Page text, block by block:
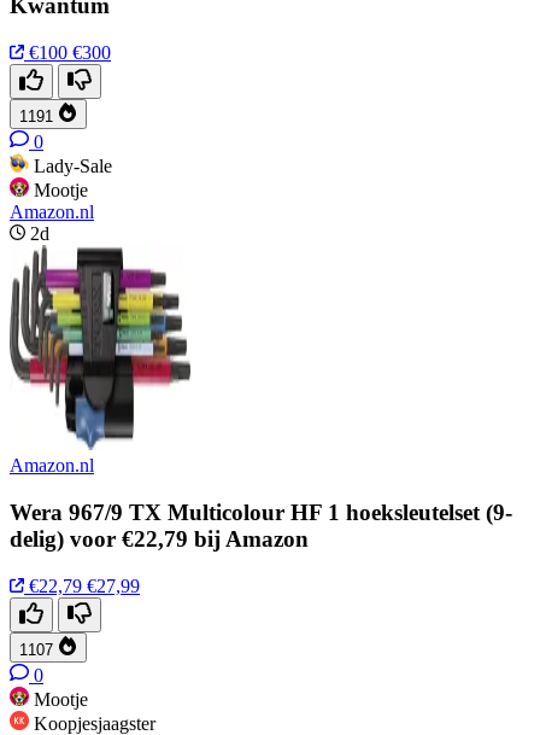
Kwantum
€100 €300
1191
0
Lady-Sale
Mootje
Amazon.nl
2d
Amazon.nl
Wera 967/9 TX Multicolour HF 1 hoeksleutelset (9-
delig) voor €22,79 bij Amazon
€22,79 €27,99
1107
0
Mootje
Koopjesjaagster